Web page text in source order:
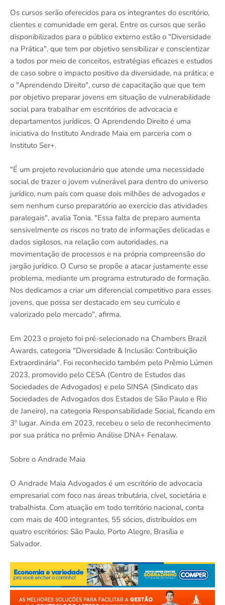
Os cursos serão oferecidos para os integrantes do escritório,
clientes e comunidade em geral. Entre os cursos que serão
disponibilizados para o público externo estão o "Diversidade
na Prática", que tem por objetivo sensibilizar e conscientizar
a todos por meio de conceitos, estratégias eficazes e estudos
de caso sobre o impacto positivo da diversidade, na prática; e
o "Aprendendo Direito", curso de capacitação que que tem
por objetivo preparar jovens em situação de vulnerabilidade
social para trabalhar em escritórios de advocacia e
departamentos jurídicos. O Aprendendo Direito é uma
iniciativa do Instituto Andrade Maia em parceria com o
Instituto Ser+.
"É um projeto revolucionário que atende uma necessidade
social de trazer o jovem vulnerável para dentro do universo
jurídico, num país com quase dois milhões de advogados e
sem nenhum curso preparatório ao exercício das atividades
paralegais", avalia Tonia. "Essa falta de preparo aumenta
sensivelmente os riscos no trato de informações delicadas e
dados sigilosos, na relação com autoridades, na
movimentação de processos e na própria compreensão do
jargão jurídico. O Curso se propõe a atacar justamente esse
problema, mediante um programa estruturado de formação.
Nos dedicamos a criar um diferencial competitivo para esses
jovens, que possa ser destacado em seu currículo e
valorizado pelo mercado", afirma.
Em 2023 o projeto foi pré-selecionado na Chambers Brazil
Awards, categoria "Diversidade & Inclusão: Contribuição
Extraordinária". Foi reconhecido também pelo Prêmio Lúmen
2023, promovido pelo CESA (Centro de Estudos das
Sociedades de Advogados) e pelo SINSA (Sindicato das
Sociedades de Advogados dos Estados de São Paulo e Rio
de Janeiro), na categoria Responsabilidade Social, ficando em
3º lugar. Ainda em 2023, recebeu o selo de reconhecimento
por sua prática no prêmio Análise DNA+ Fenalaw.
Sobre o Andrade Maia
O Andrade Maia Advogados é um escritório de advocacia
empresarial com foco nas áreas tributária, cível, societária e
trabalhista. Com atuação em todo território nacional, conta
com mais de 400 integrantes, 55 sócios, distribuídos em
quatro escritórios: São Paulo, Porto Alegre, Brasília e
Salvador.